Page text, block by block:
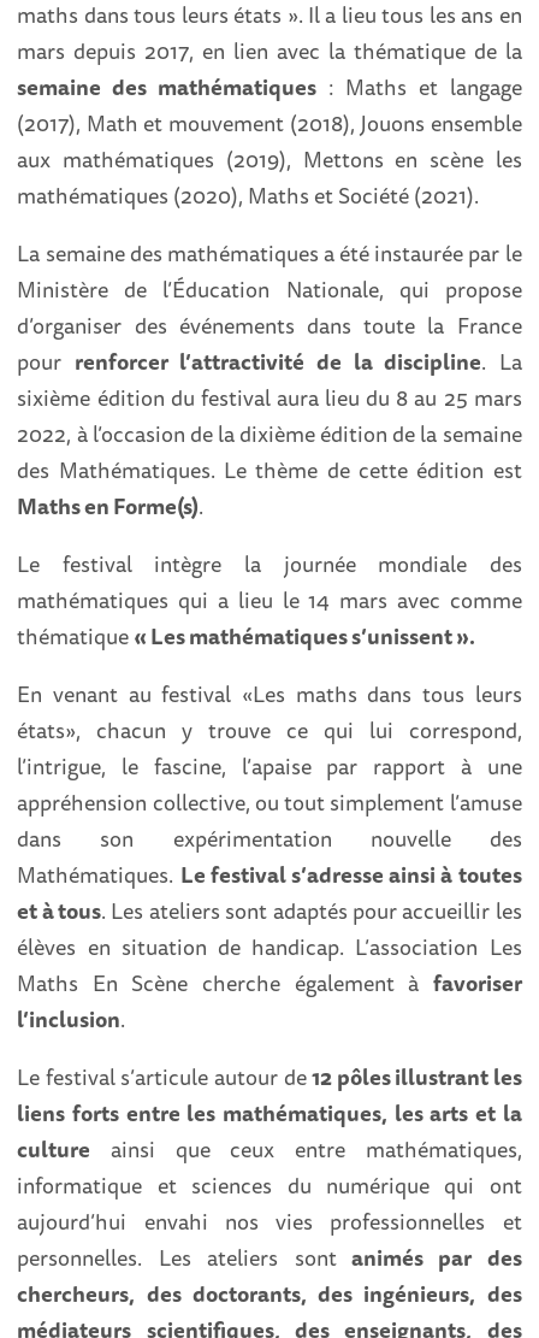
maths dans tous leurs états ». Il a lieu tous les ans en
mars depuis 2017, en lien avec la thématique de la
semaine des mathématiques: Maths et langage
(2017), Math et mouvement (2018), Jouons ensemble
aux mathématiques (2019), Mettons en scène les
mathématiques (2020), Maths et Société (2021).
La semaine des mathématiques a été instaurée par le
Ministère de l’Éducation Nationale, qui propose
d’organiser des événements dans toute la France
pour renforcer l’attractivité de la discipline. La
sixième édition du festival aura lieu du 8 au 25 mars
2022, à l’occasion de la dixième édition de la semaine
des Mathématiques. Le thème de cette édition est
Maths en Forme(s).
Le festival intègre la journée mondiale des
mathématiques qui a lieu le 14 mars avec comme
thématique« Les mathématiques s’unissent ».
En venant au festival «Les maths dans tous leurs
états», chacun y trouve ce qui lui correspond,
l’intrigue, le fascine, l’apaise par rapport à une
appréhension collective, ou tout simplement l’amuse
dans son expérimentation nouvelle des
Mathématiques. Le festival s’adresse ainsi à toutes
et à tous. Les ateliers sont adaptés pour accueillir les
élèves en situation de handicap. L’association Les
Maths En Scène cherche également à favoriser
l’inclusion.
Le festival s’articule autour de12 pôles illustrant les
liens forts entre les mathématiques, les arts et la
culture ainsi que ceux entre mathématiques,
informatique et sciences du numérique qui ont
aujourd’hui envahi nos vies professionnelles et
personnelles. Les ateliers sontanimés par des
chercheurs, des doctorants, des ingénieurs, des
médiateurs scientifiques, des enseignants, des